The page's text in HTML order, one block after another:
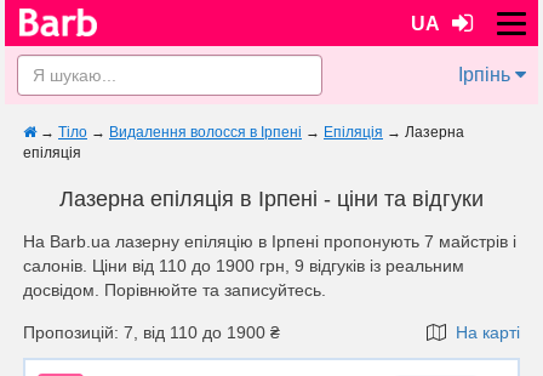
UA
Ірпінь
→ Тіло → Видалення волосся в Ірпені → Епіляція → Лазерна
епіляція
Лазерна епіляція в Ірпені - ціни та відгуки
На Barb.ua лазерну епіляцію в Ірпені пропонують 7 майстрів i
салонів. Ціни від 110 до 1900 грн, 9 відгуків із реальним
досвідом. Порівнюйте та записуйтесь.
Пропозицій: 7, від 110 до 1900 ₴ На карті